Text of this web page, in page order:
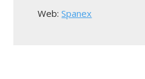
Web:Spanex